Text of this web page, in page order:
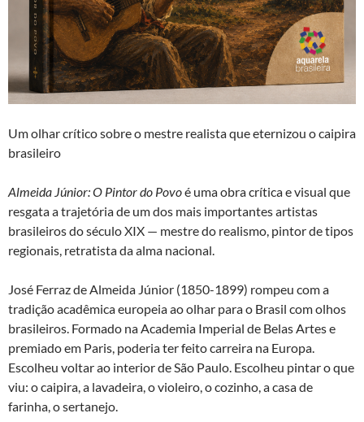
Um olhar crítico sobre o mestre realista que eternizou o caipira
brasileiro
Almeida Júnior: O Pintor do Povoé uma obra crítica e visual que
resgata a trajetória de um dos mais importantes artistas
brasileiros do século XIX — mestre do realismo, pintor de tipos
regionais, retratista da alma nacional.
José Ferraz de Almeida Júnior (1850-1899) rompeu com a
tradição acadêmica europeia ao olhar para o Brasil com olhos
brasileiros. Formado na Academia Imperial de Belas Artes e
premiado em Paris, poderia ter feito carreira na Europa.
Escolheu voltar ao interior de São Paulo. Escolheu pintar o que
viu: o caipira, a lavadeira, o violeiro, o cozinho, a casa de
farinha, o sertanejo.